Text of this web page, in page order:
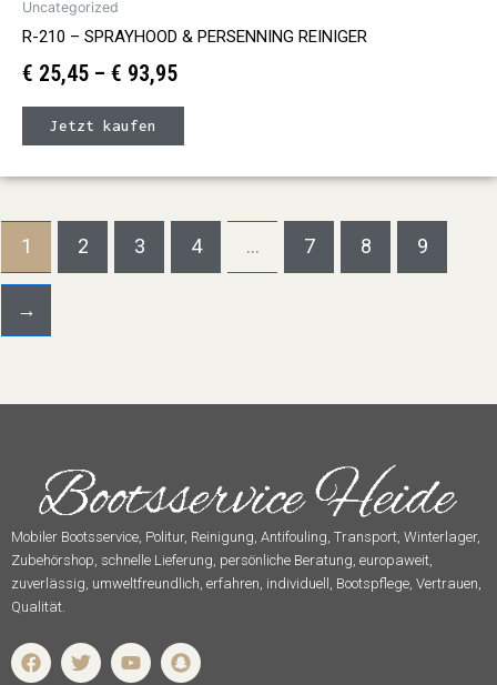
Uncategorized
R-210 – SPRAYHOOD & PERSENNING REINIGER
€ 25,45 – € 93,95
Jetzt kaufen
1 2 3 4 … 7 8 9
→
Mobiler Bootsservice, Politur, Reinigung, Antifouling, Transport, Winterlager,
Zubehörshop, schnelle Lieferung, persönliche Beratung, europaweit,
zuverlässig, umweltfreundlich, erfahren, individuell, Bootspflege, Vertrauen,
Qualität.
F
a
T
w
Y
o
S
n